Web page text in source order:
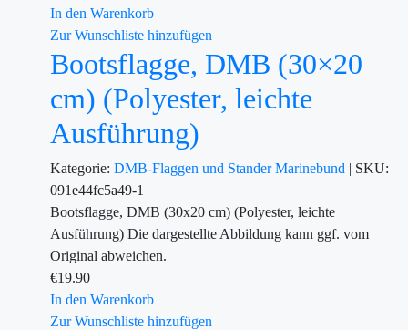
In den Warenkorb
Zur Wunschliste hinzufügen
Bootsflagge, DMB (30×20
cm) (Polyester, leichte
Ausführung)
Kategorie: DMB-Flaggen und StanderMarinebund | SKU:
091e44fc5a49-1
Bootsflagge, DMB (30x20 cm) (Polyester, leichte
Ausführung) Die dargestellte Abbildung kann ggf. vom
Original abweichen.
€19.90
In den Warenkorb
Zur Wunschliste hinzufügen